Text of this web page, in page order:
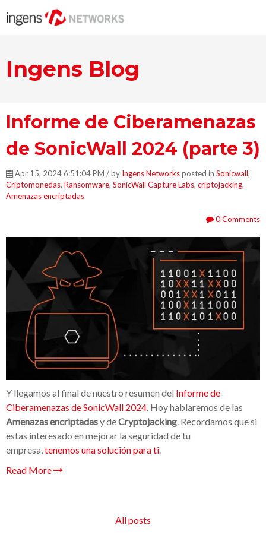
Ingens Blog
Informe de Ciberamenazas
de SonicWall 2024 (parte 3)
Apr 15, 2024 6:51:04 PM / by Ingens Networksposted in Sonicwall,
Criptomonedas, Ransomware, SonicWall Capture Labs, criptojacking,
Amenazas encriptadas
0 Comments
Y llegamos al final de nuestro resumen del Informe de
Ciberamenazas de SonicWall 2024. Hoy hablaremos de las
Amenazas encriptadasy deCryptojacking. Recordamos que si
estas interesado en mejorar la seguridad de tu
empresa,tenemos una solución para ti.
Read More
All posts